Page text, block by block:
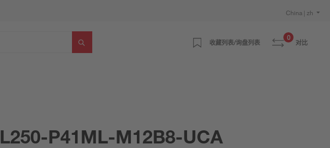
China | zh
收藏列表/询盘列表
0
对比
L250-P41ML-M12B8-UCA